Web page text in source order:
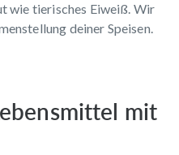
wie tierisches Eiweiß. Wir
deiner Speisen.
mit